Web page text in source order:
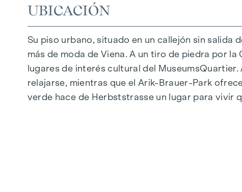
Sistema fotovoltaico en el tejado
Sala común
LLEGAR A CASA
En Herbststrasse le espera una experiencia
caracteriza por materiales cuidadosamente
UBICACIÓN
Su piso urbano, situado en un callejón sin
más de moda de Viena. A un tiro de piedra por
lugares de interés cultural del
relajarse, mientras que el Arik-Brauer-Park
verde hace de Herbststrasse un lugar para vivir